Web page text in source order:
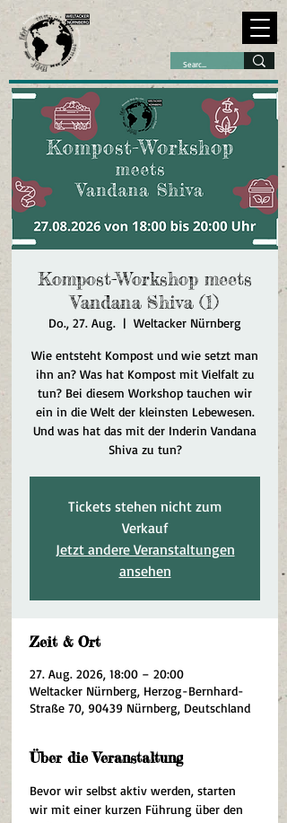
Kompost-Workshop meets
Vandana Shiva (1)
Do., 27. Aug.
  |
Weltacker Nürnberg
Wie entsteht Kompost und wie setzt man
ihn an? Was hat Kompost mit Vielfalt zu
tun? Bei diesem Workshop tauchen wir
ein in die Welt der kleinsten Lebewesen.
Und was hat das mit der Inderin Vandana
Shiva zu tun?
Tickets stehen nicht zum
Verkauf
Jetzt andere Veranstaltungen
ansehen
Zeit & Ort
27. Aug. 2026, 18:00 – 20:00
Weltacker Nürnberg, Herzog-Bernhard-
Straße 70, 90439 Nürnberg, Deutschland
Über die Veranstaltung
Bevor wir selbst aktiv werden, starten
wir mit einer kurzen Führung über den